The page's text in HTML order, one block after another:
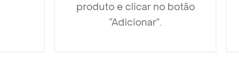
produto e clicar no botão
“Adicionar”.